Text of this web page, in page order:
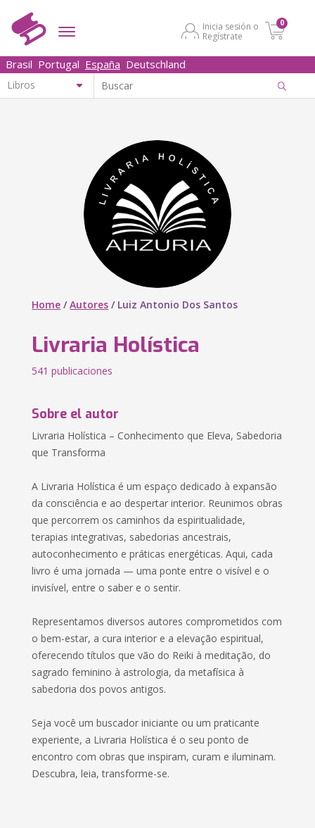
Inicia sesión o
Regístrate
0
Brasil Portugal España Deutschland
Home /Autores / Luiz Antonio Dos Santos
Livraria Holística
541 publicaciones
Sobre el autor
Livraria Holística – Conhecimento que Eleva, Sabedoria
que Transforma
A Livraria Holística é um espaço dedicado à expansão
da consciência e ao despertar interior. Reunimos obras
que percorrem os caminhos da espiritualidade,
terapias integrativas, sabedorias ancestrais,
autoconhecimento e práticas energéticas. Aqui, cada
livro é uma jornada — uma ponte entre o visível e o
invisível, entre o saber e o sentir.
Representamos diversos autores comprometidos com
o bem-estar, a cura interior e a elevação espiritual,
oferecendo títulos que vão do Reiki à meditação, do
sagrado feminino à astrologia, da metafísica à
sabedoria dos povos antigos.
Seja você um buscador iniciante ou um praticante
experiente, a Livraria Holística é o seu ponto de
encontro com obras que inspiram, curam e iluminam.
Descubra, leia, transforme-se.